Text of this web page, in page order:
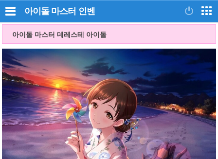
아이돌 마스터 인벤
아이돌 마스터 데레스테 아이돌